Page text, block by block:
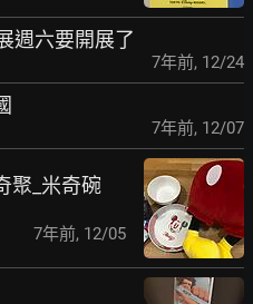
週六要開展了
7年前, 12/24
7年前, 12/07
聚_米奇碗
7年前, 12/05